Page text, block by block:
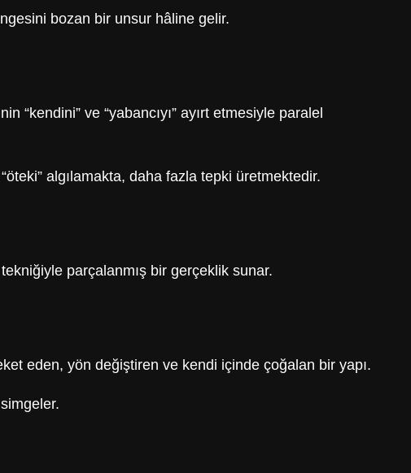
bozan bir unsur hâline gelir.
“kendini” ve “yabancıyı” ayırt etmesiyle paralel
algılamakta, daha fazla tepki üretmektedir.
parçalanmış bir gerçeklik sunar.
eden, yön değiştiren ve kendi içinde çoğalan bir yapı.